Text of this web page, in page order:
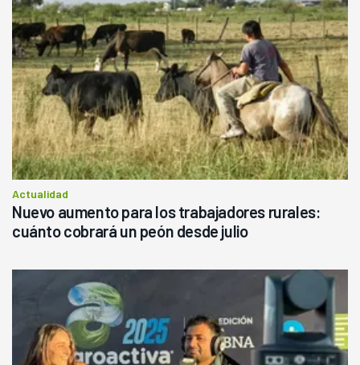
Actualidad
Nuevo aumento para los trabajadores rurales:
cuánto cobrará un peón desde julio